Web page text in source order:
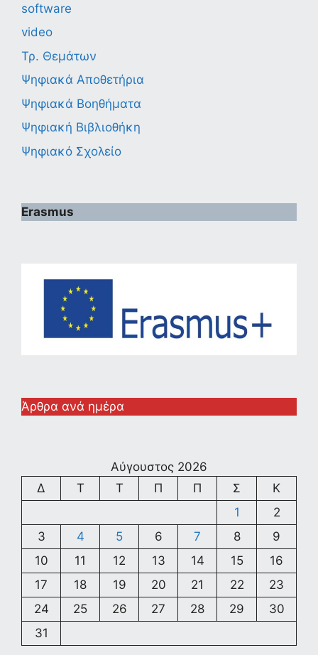
software
video
Τρ. Θεμάτων
Ψηφιακά Αποθετήρια
Ψηφιακά Βοηθήματα
Ψηφιακή Βιβλιοθήκη
Ψηφιακό Σχολείο
Erasmus
Άρθρα ανά ημέρα
Αύγουστος 2026
Δ
Τ Τ Π Π Σ
Κ
1
2
3
4 5 6 7 8
9
10
11 12 13 14 15
16
17
18 19 20 21 22
23
24
25 26 27 28 29
30
31